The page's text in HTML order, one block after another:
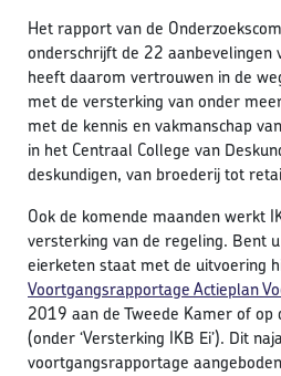
Het rapport van de
onderschrijft de 22 aanbevelingen
heeft daarom vertrouwen in de
met de versterking van onder
met de kennis en vakmanschap
in het Centraal College van
deskundigen, van broederij tot
Ook de komende maanden werkt
versterking van de regeling. Bent
eierketen staat met de uitvoering
Voortgangsrapportage Actieplan
2019 aan de Tweede Kamer of op
(onder ‘Versterking IKB Ei’). Dit
voortgangsrapportage